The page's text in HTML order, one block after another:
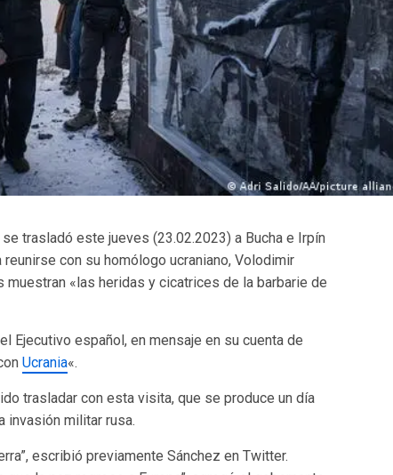
se trasladó este jueves (23.02.2023) a Bucha e Irpín
reunirse con su homólogo ucraniano, Volodimir
«las heridas y cicatrices de la barbarie de
Ejecutivo español, en mensaje en su cuenta de
Ucrania«.
trasladar con esta visita, que se produce un día
invasión militar rusa.
escribió previamente Sánchez en Twitter.